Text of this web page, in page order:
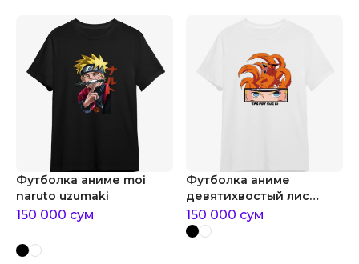
Футболка аниме moi
naruto uzumaki
150 000 сум
Футболка аниме
девятихвостый лис
курама
150 000 сум